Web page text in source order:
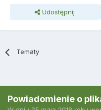
Udostępnij
Tematy
Powiadomienie o